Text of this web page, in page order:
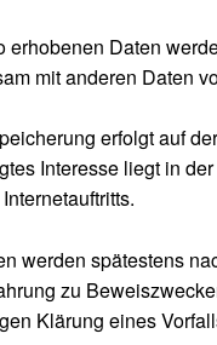
erhobenen Daten
mit anderen Daten
erfolgt auf
Interesse liegt in
werden spätestens
zu
Klärung eines